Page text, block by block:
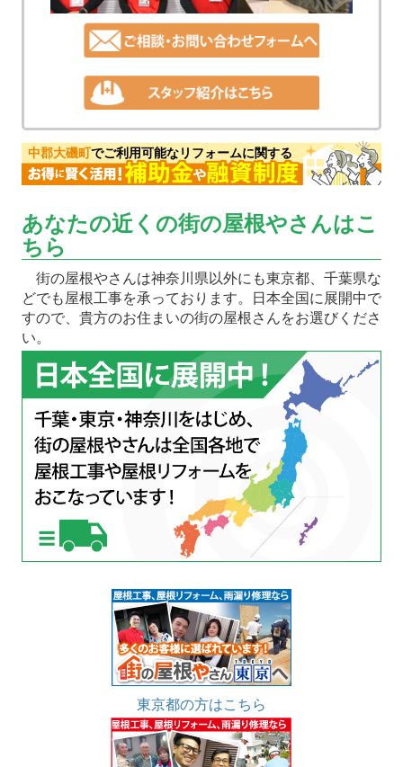
中郡大磯町でご利用可能なリフォームに関する
あなたの近くの街の屋根やさんはこ
ちら
街の屋根やさんは神奈川県以外にも東京都、千葉県な
どでも屋根工事を承っております。日本全国に展開中で
すので、貴方のお住まいの街の屋根さんをお選びくださ
い。
東京都の方はこちら